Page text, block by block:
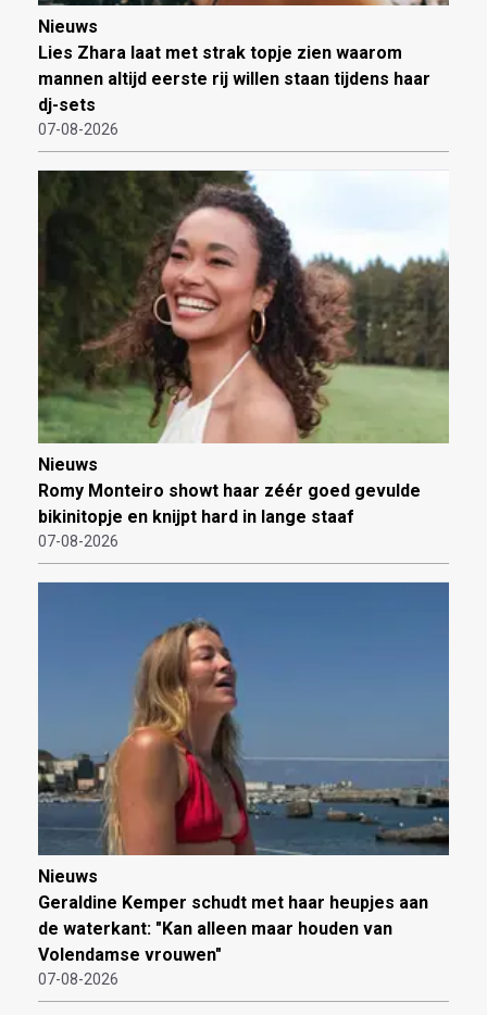
Nieuws
Lies Zhara laat met strak topje zien waarom
mannen altijd eerste rij willen staan tijdens haar
dj-sets
07-08-2026
Nieuws
Romy Monteiro showt haar zéér goed gevulde
bikinitopje en knijpt hard in lange staaf
07-08-2026
Nieuws
Geraldine Kemper schudt met haar heupjes aan
de waterkant: "Kan alleen maar houden van
Volendamse vrouwen"
07-08-2026